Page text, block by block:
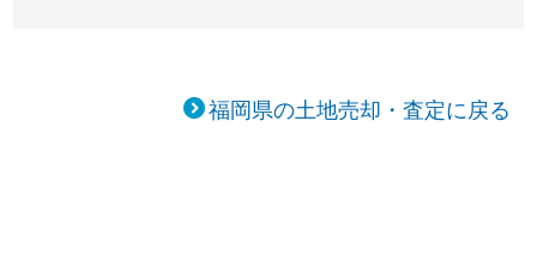
福岡県の土地売却・査定に戻る